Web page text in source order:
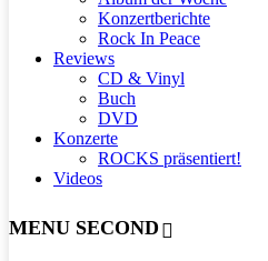
Konzertberichte
Rock In Peace
Reviews
CD & Vinyl
Buch
DVD
Konzerte
ROCKS präsentiert!
Videos
MENU SECOND